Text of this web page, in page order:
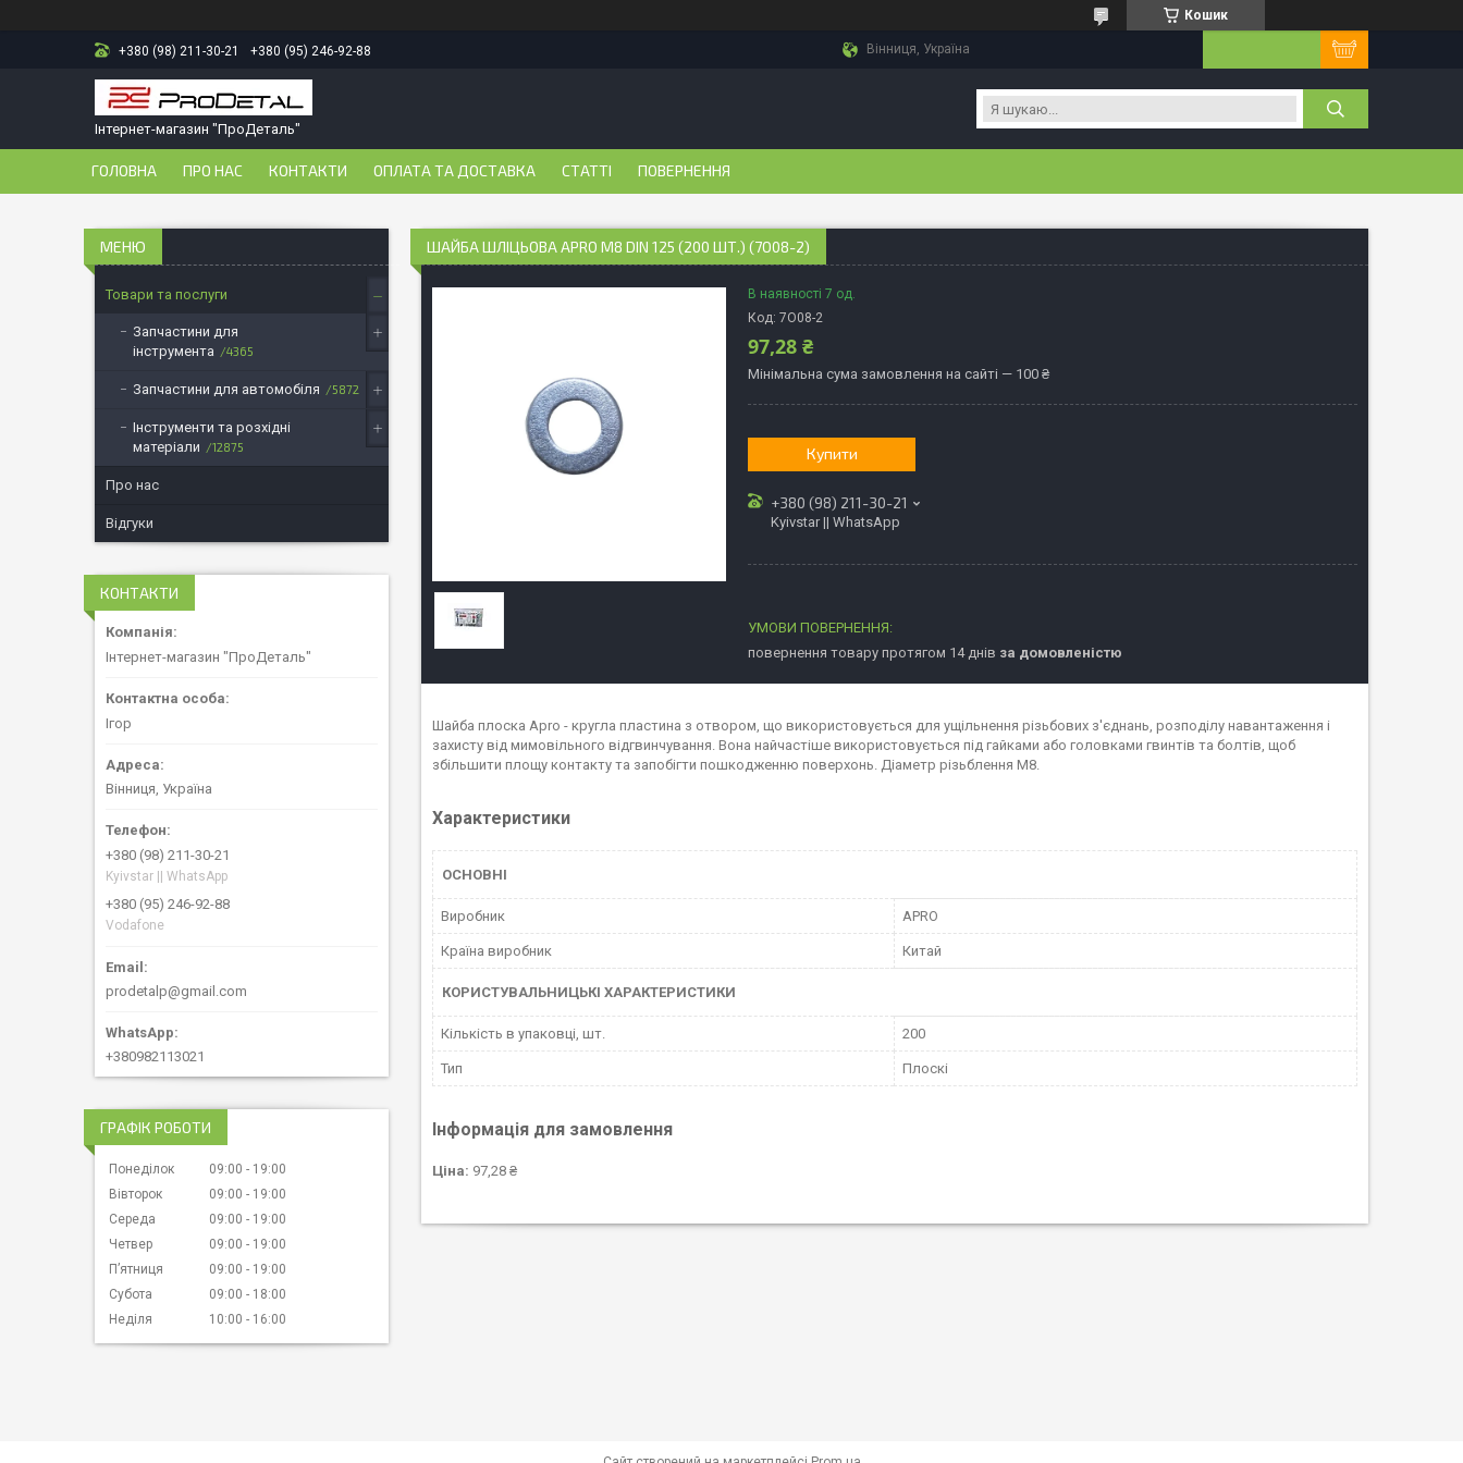
Кошик
+380 (98) 211-30-21 +380 (95) 246-92-88 Вінниця, Україна
Інтернет-магазин "ПроДеталь"
ГОЛОВНА ПРО НАС КОНТАКТИ ОПЛАТА ТА ДОСТАВКА СТАТТІ ПОВЕРНЕННЯ
ШАЙБА ШЛІЦЬОВА APRO М8 DIN 125 (200 ШТ.) (7O08-2)
В наявності 7 од.
Код: 7O08-2
97,28 ₴
Мінімальна сума замовлення на сайті — 100 ₴
Купити
+380 (98) 211-30-21
Kyivstar || WhatsApp
повернення товару протягом 14 днів за домовленістю
Шайба плоска Apro - кругла пластина з отвором, що використовується для ущільнення різьбових з'єднань, розподілу навантаження і
захисту від мимовільного відгвинчування. Вона найчастіше використовується під гайками або головками гвинтів та болтів, щоб
збільшити площу контакту та запобігти пошкодженню поверхонь. Діаметр різьблення М8.
Характеристики
ОСНОВНІ
Виробник APRO
Країна виробник Китай
КОРИСТУВАЛЬНИЦЬКІ ХАРАКТЕРИСТИКИ
Кількість в упаковці, шт. 200
Тип Плоскі
Інформація для замовлення
Ціна: 97,28 ₴
Товари та послуги
Запчастини для
інструмента
4365
Запчастини для автомобіля 5872
Інструменти та розхідні
матеріали
12875
Про нас
Відгуки
КОНТАКТИ
Інтернет-магазин "ПроДеталь"
Ігор
Вінниця, Україна
+380 (98) 211-30-21
Kyivstar || WhatsApp
+380 (95) 246-92-88
Vodafone
prodetalp@gmail.com
+380982113021
ГРАФІК РОБОТИ
Понеділок 09:00
19:00
Вівторок
09:00
19:00
Середа
09:00
19:00
Четвер
09:00
19:00
Пʼятниця
09:00
19:00
Субота
09:00
18:00
Неділя
10:00 16:00